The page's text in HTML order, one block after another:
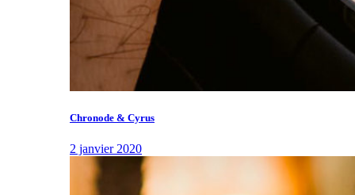
Chronode & Cyrus
2 janvier 2020